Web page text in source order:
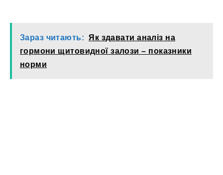
Зараз читають: Як здавати аналіз на
гормони щитовидної залози – показники
норми